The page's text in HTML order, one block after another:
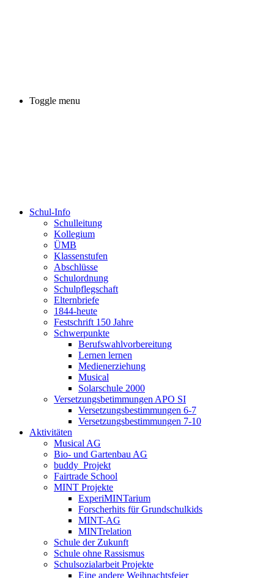
Toggle menu
Schul-Info
Schulleitung
Kollegium
ÜMB
Klassenstufen
Abschlüsse
Schulordnung
Schulpflegschaft
Elternbriefe
1844-heute
Festschrift 150 Jahre
Schwerpunkte
Berufswahlvorbereitung
Lernen lernen
Medienerziehung
Musical
Solarschule 2000
Versetzungsbetimmungen APO SI
Versetzungsbestimmungen 6-7
Versetzungsbestimmungen 7-10
Aktivitäten
Musical AG
Bio- und Gartenbau AG
buddy_Projekt
Fairtrade School
MINT Projekte
ExperiMINTarium
Forscherhits für Grundschulkids
MINT-AG
MINTrelation
Schule der Zukunft
Schule ohne Rassismus
Schulsozialarbeit Projekte
Eine andere Weihnachtsfeier